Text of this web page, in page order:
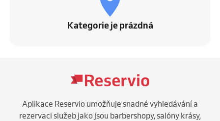
Kategorie je prázdná
Aplikace Reservio umožňuje snadné vyhledávání a
rezervaci služeb jako jsou barbershopy, salóny krásy,